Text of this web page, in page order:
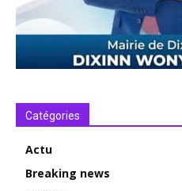
Catégories
Actu
Breaking news